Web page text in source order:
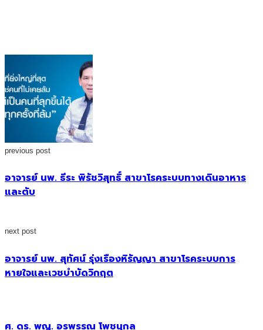
previous post
อาจารย์ นพ. ธีระ พิรัชวิสุทธิ์ สาขาโรคระบบทางเดินอาหาร
และตับ
next post
อาจารย์ นพ. สุทัศน์ รุ่งเรืองหิรัญญา สาขาโรคระบบการ
หายใจและเวชบำบัดวิกฤต
ศ. ดร. พญ. อรพรรณ โพชนุกูล